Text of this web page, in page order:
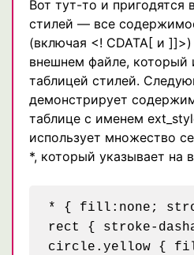
Вот тут-то и пригодятся
стилей — все
(включая <! CDATA[ и
внешнем файле, который
таблицей стилей.
демонстрирует
таблице с именем
использует множество
*, который указывает на
* { fill:none;
rect { stroke-
circle.yellow {